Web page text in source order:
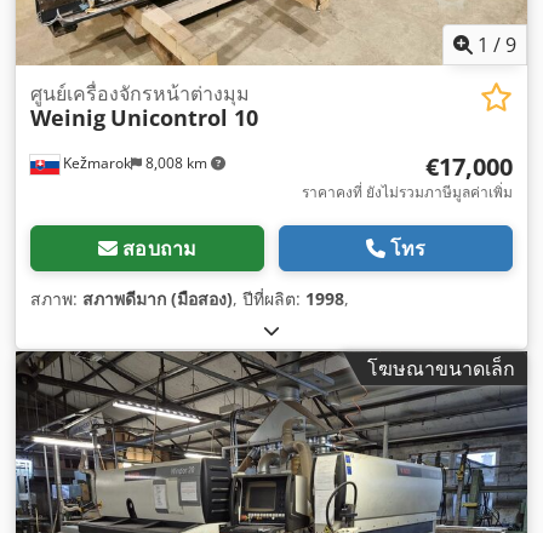
1 /9
Kežmarok 8,008 km
ศูนย์เครื่องจักรหน้าต่างมุม
Weinig Unicontrol 10
€17,000
ราคาคงที่ ยังไม่รวมภาษีมูลค่าเพิ่ม
สอบถาม โทร
สภาพ: สภาพดีมาก (มือสอง), ปีที่ผลิต: 1998,
โฆษณาขนาดเล็ก